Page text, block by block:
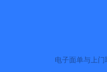
电子面单与上门